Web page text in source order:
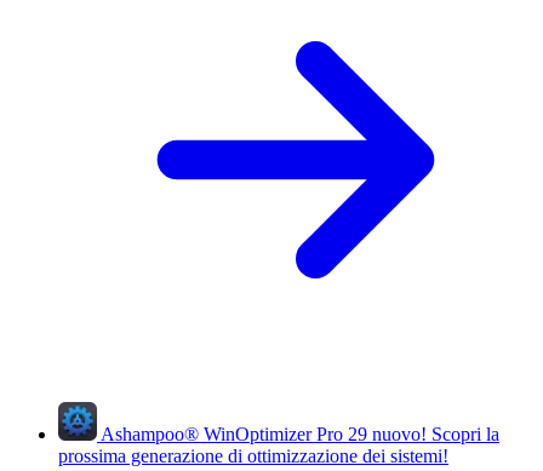
Ashampoo® WinOptimizer Pro 29 nuovo! Scopri la
prossima generazione di ottimizzazione dei sistemi!